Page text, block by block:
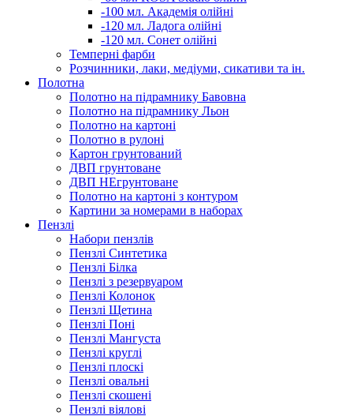
-100 мл. Академія олійні
-120 мл. Ладога олійні
-120 мл. Сонет олійні
Темперні фарби
Розчинники, лаки, медіуми, сикативи та ін.
Полотна
Полотно на підрамнику Бавовна
Полотно на підрамнику Льон
Полотно на картоні
Полотно в рулоні
Картон грунтований
ДВП грунтоване
ДВП НЕгрунтоване
Полотно на картоні з контуром
Картини за номерами в наборах
Пензлі
Набори пензлів
Пензлі Синтетика
Пензлі Білка
Пензлі з резервуаром
Пензлі Колонок
Пензлі Щетина
Пензлі Поні
Пензлі Мангуста
Пензлі круглі
Пензлі плоскі
Пензлі овальні
Пензлі скошені
Пензлі віялові